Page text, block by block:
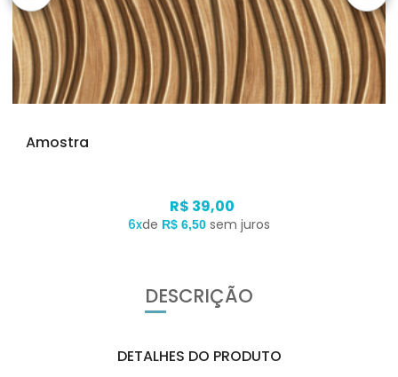
Amostra
R$ 39,00
6xde R$ 6,50 sem juros
DESCRIÇÃO
DETALHES DO PRODUTO